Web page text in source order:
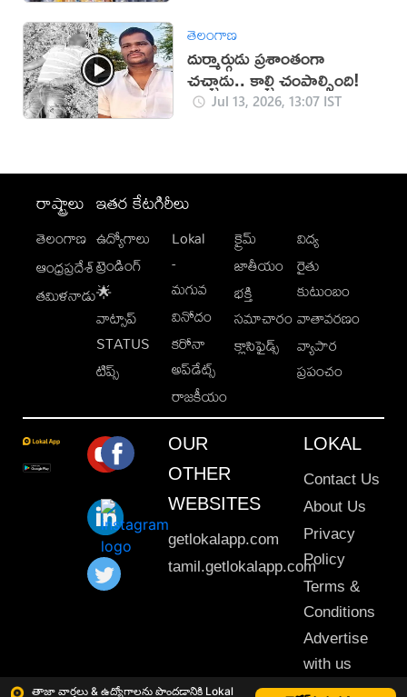
తాజా వార్తలు & ఉద్యోగాలను పొందడానికి Lokal
తెలంగాణ
దుర్మార్గుడు ప్రశాంతంగా
చచ్చాడు.. కాల్చి చంపాల్సింది!
Jul 13, 2026, 13:07 IST
రాష్ట్రాలు
తెలంగాణ
ఆంధ్రప్రదేశ్
తమిళనాడు
ఇతర కేటగిరీలు
ఉద్యోగాలు
ట్రెండింగ్
🌟
వాట్సాప్
STATUS
టిప్స్
Lokal
-
మగువ
వినోదం
కరోనా
అప్‌డేట్స్
రాజకీయం
క్రైమ్
జాతీయం
భక్తి
సమాచారం
క్లాసిఫైడ్స్
విద్య
రైతు
కుటుంబం
వాతావరణం
వ్యాపార
ప్రపంచం
OUR
OTHER
WEBSITES
getlokalapp.com
tamil.getlokalapp.com
LOKAL
Contact Us
About Us
Privacy
Policy
Terms &
Conditions
Advertise
with us
Sitemap